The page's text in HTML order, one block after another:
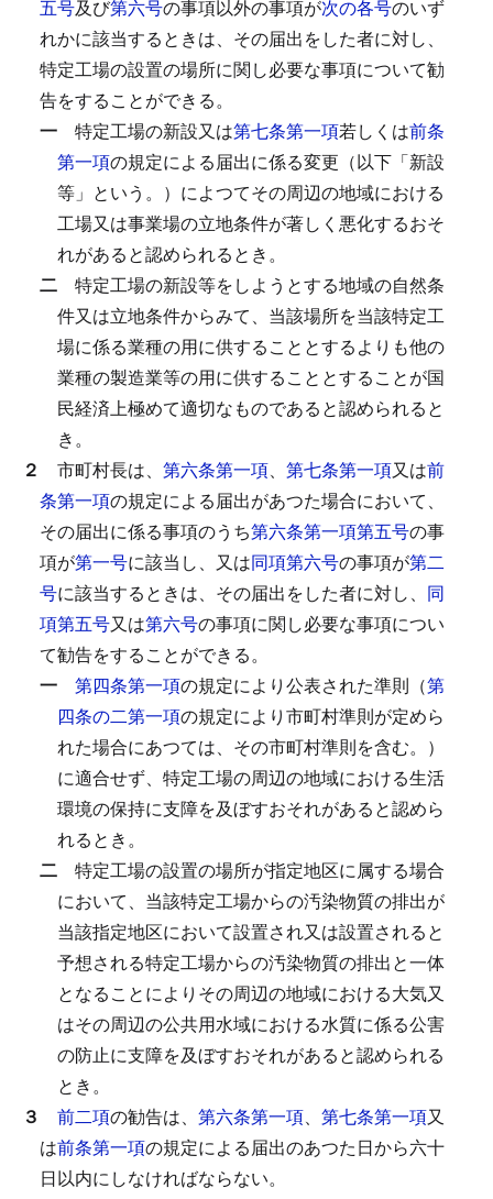
五号及び第六号の事項以外の事項が次の各号のいず
れかに該当するときは、その届出をした者に対し、
特定工場の設置の場所に関し必要な事項について勧
告をすることができる。
一 特定工場の新設又は第七条第一項若しくは前条
第一項の規定による届出に係る変更（以下「新設
等」という。）によつてその周辺の地域における
工場又は事業場の立地条件が著しく悪化するおそ
れがあると認められるとき。
二 特定工場の新設等をしようとする地域の自然条
件又は立地条件からみて、当該場所を当該特定工
場に係る業種の用に供することとするよりも他の
業種の製造業等の用に供することとすることが国
民経済上極めて適切なものであると認められると
き。
２ 市町村長は、 第六条第一項、 第七条第一項又は前
条第一項の規定による届出があつた場合において、
その届出に係る事項のうち第六条第一項第五号の事
項が第一号に該当し、又は同項第六号の事項が第二
号に該当するときは、その届出をした者に対し、 同
項第五号又は第六号の事項に関し必要な事項につい
て勧告をすることができる。
一 第四条第一項の規定により公表された準則（第
四条の二第一項の規定により市町村準則が定めら
れた場合にあつては、その市町村準則を含む。）
に適合せず、特定工場の周辺の地域における生活
環境の保持に支障を及ぼすおそれがあると認めら
れるとき。
二 特定工場の設置の場所が指定地区に属する場合
において、当該特定工場からの汚染物質の排出が
当該指定地区において設置され又は設置されると
予想される特定工場からの汚染物質の排出と一体
となることによりその周辺の地域における大気又
はその周辺の公共用水域における水質に係る公害
の防止に支障を及ぼすおそれがあると認められる
とき。
３ 前二項の勧告は、 第六条第一項、 第七条第一項又
は前条第一項の規定による届出のあつた日から六十
日以内にしなければならない。